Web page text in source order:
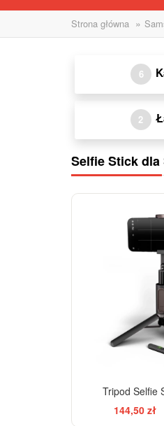
Strona główna »
6
2
Selfie Stick dla
Tripod Selfie
144,50 zł